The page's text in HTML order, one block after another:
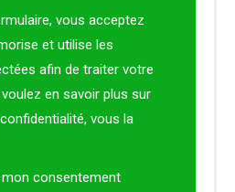
vous acceptez
et utilise les
afin de traiter votre
en savoir plus sur
vous la
mon consentement